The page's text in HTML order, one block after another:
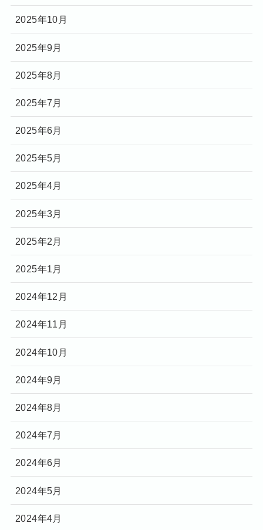
2025年10月
2025年9月
2025年8月
2025年7月
2025年6月
2025年5月
2025年4月
2025年3月
2025年2月
2025年1月
2024年12月
2024年11月
2024年10月
2024年9月
2024年8月
2024年7月
2024年6月
2024年5月
2024年4月